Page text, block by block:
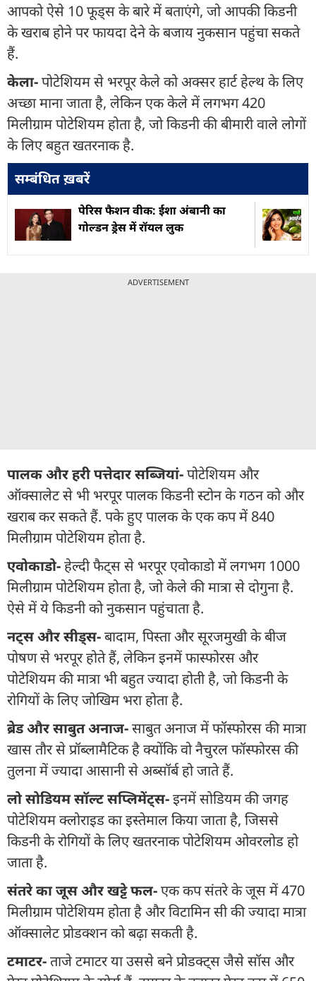
आपको ऐसे 10 फूड्स के बारे में बताएंगे, जो आपकी किडनी
के खराब होने पर फायदा देने के बजाय नुकसान पहुंचा सकते
हैं.
केला-पोटेशियम से भरपूर केले को अक्सर हार्ट हेल्थ के लिए
अच्छा माना जाता है, लेकिन एक केले में लगभग 420
मिलीग्राम पोटेशियम होता है, जो किडनी की बीमारी वाले लोगों
के लिए बहुत खतरनाक है.
सम्बंधित ख़बरें
पेरिस फैशन वीक: ईशा अंबानी का
गोल्डन ड्रेस में रॉयल लुक
ADVERTISEMENT
पालक और हरी पत्तेदार सब्जियां-पोटेशियम और
ऑक्सालेट से भी भरपूर पालक किडनी स्टोन के गठन को और
खराब कर सकते हैं. पके हुए पालक के एक कप में 840
मिलीग्राम पोटेशियम होता है.
एवोकाडो-हेल्दी फैट्स से भरपूर एवोकाडो में लगभग 1000
मिलीग्राम पोटेशियम होता है, जो केले की मात्रा से दोगुना है.
ऐसे में ये किडनी को नुकसान पहुंचाता है.
नट्स और सीड्स-बादाम, पिस्ता और सूरजमुखी के बीज
पोषण से भरपूर होते हैं, लेकिन इनमें फास्फोरस और
पोटेशियम की मात्रा भी बहुत ज्यादा होती है, जो किडनी के
रोगियों के लिए जोखिम भरा होता है.
ब्रेड और साबुत अनाज-साबुत अनाज में फॉस्फोरस की मात्रा
खास तौर से प्रॉब्लामैटिक है क्योंकि वो नैचुरल फॉस्फोरस की
तुलना में ज्यादा आसानी से अब्सॉर्ब हो जाते हैं.
लो सोडियम सॉल्ट सप्लिमेंट्स-इनमें सोडियम की जगह
पोटेशियम क्लोराइड का इस्तेमाल किया जाता है, जिससे
किडनी के रोगियों के लिए खतरनाक पोटेशियम ओवरलोड हो
जाता है.
संतरे का जूस और खट्टे फल-एक कप संतरे के जूस में 470
मिलीग्राम पोटेशियम होता है और विटामिन सी की ज्यादा मात्रा
ऑक्सालेट प्रोडक्शन को बढ़ा सकती है.
टमाटर-ताजे टमाटर या उससे बने प्रोडक्ट्स जैसे सॉस और